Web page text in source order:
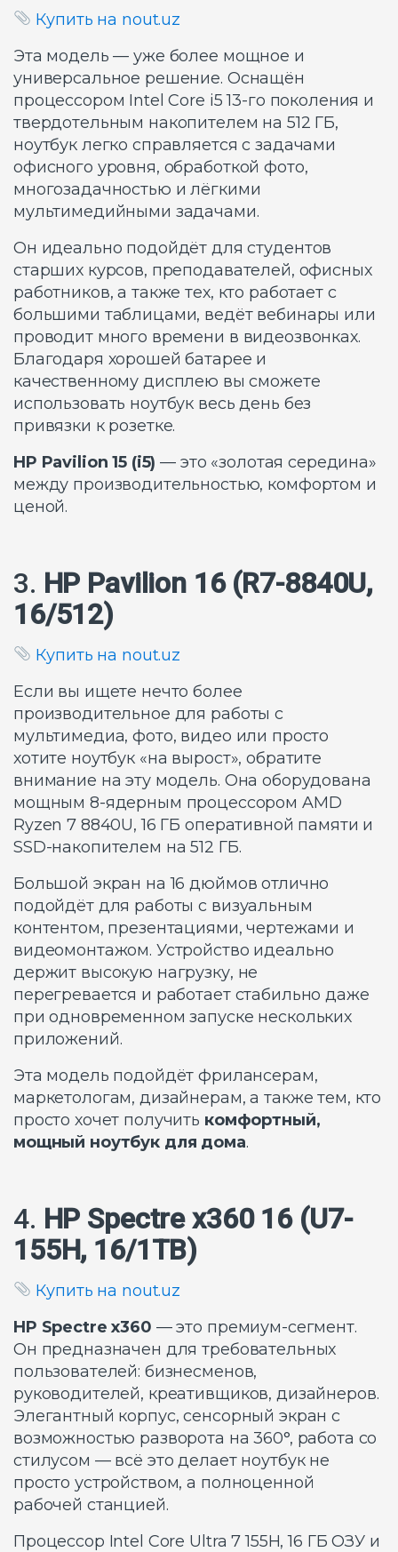
Купить на nout.uz
Эта модель — уже более мощное и
универсальное решение. Оснащён
процессором Intel Core i5 13-го поколения и
твердотельным накопителем на 512 ГБ,
ноутбук легко справляется с задачами
офисного уровня, обработкой фото,
многозадачностью и лёгкими
мультимедийными задачами.
Он идеально подойдёт для студентов
старших курсов, преподавателей, офисных
работников, а также тех, кто работает с
большими таблицами, ведёт вебинары или
проводит много времени в видеозвонках.
Благодаря хорошей батарее и
качественному дисплею вы сможете
использовать ноутбук весь день без
привязки к розетке.
HP Pavilion 15 (i5) — это «золотая середина»
между производительностью, комфортом и
ценой.
3. HP Pavilion 16 (R7-8840U,
16/512)
Купить на nout.uz
Если вы ищете нечто более
производительное для работы с
мультимедиа, фото, видео или просто
хотите ноутбук «на вырост», обратите
внимание на эту модель. Она оборудована
мощным 8-ядерным процессором AMD
Ryzen 7 8840U, 16 ГБ оперативной памяти и
SSD-накопителем на 512 ГБ.
Большой экран на 16 дюймов отлично
подойдёт для работы с визуальным
контентом, презентациями, чертежами и
видеомонтажом. Устройство идеально
держит высокую нагрузку, не
перегревается и работает стабильно даже
при одновременном запуске нескольких
приложений.
Эта модель подойдёт фрилансерам,
маркетологам, дизайнерам, а также тем, кто
просто хочет получить комфортный,
мощный ноутбук для дома.
4. HP Spectre x360 16 (U7-
155H, 16/1TB)
Купить на nout.uz
HP Spectre x360 — это премиум-сегмент.
Он предназначен для требовательных
пользователей: бизнесменов,
руководителей, креативщиков, дизайнеров.
Элегантный корпус, сенсорный экран с
возможностью разворота на 360°, работа со
стилусом — всё это делает ноутбук не
просто устройством, а полноценной
рабочей станцией.
Процессор Intel Core Ultra 7 155H, 16 ГБ ОЗУ и